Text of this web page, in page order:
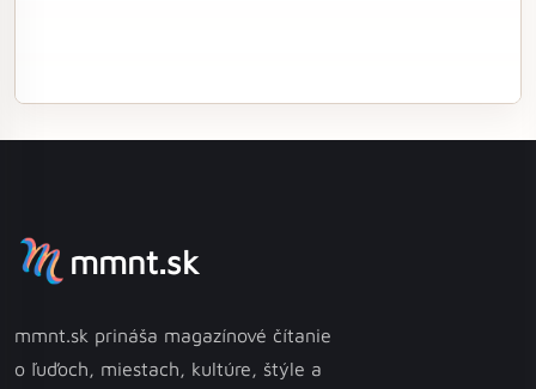
mmnt.sk
mmnt.sk prináša magazínové čítanie
o ľuďoch, miestach, kultúre, štýle a